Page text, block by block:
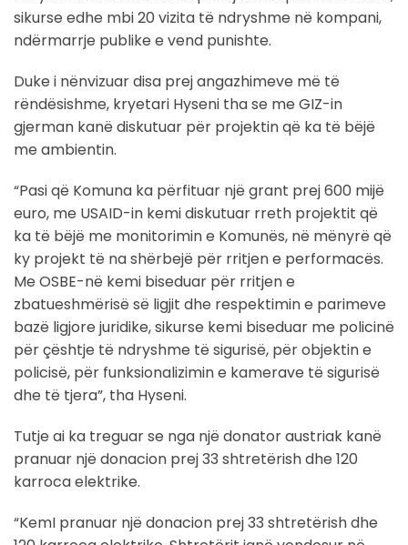
sikurse edhe mbi 20 vizita të ndryshme në kompani,
ndërmarrje publike e vend punishte.
Duke i nënvizuar disa prej angazhimeve më të
rëndësishme, kryetari Hyseni tha se me GIZ-in
gjerman kanë diskutuar për projektin që ka të bëjë
me ambientin.
“Pasi që Komuna ka përfituar një grant prej 600 mijë
euro, me USAID-in kemi diskutuar rreth projektit që
ka të bëjë me monitorimin e Komunës, në mënyrë që
ky projekt të na shërbejë për rritjen e performacës.
Me OSBE-në kemi biseduar për rritjen e
zbatueshmërisë së ligjit dhe respektimin e parimeve
bazë ligjore juridike, sikurse kemi biseduar me policinë
për çështje të ndryshme të sigurisë, për objektin e
policisë, për funksionalizimin e kamerave të sigurisë
dhe të tjera”, tha Hyseni.
Tutje ai ka treguar se nga një donator austriak kanë
pranuar një donacion prej 33 shtretërish dhe 120
karroca elektrike.
“KemI pranuar një donacion prej 33 shtretërish dhe